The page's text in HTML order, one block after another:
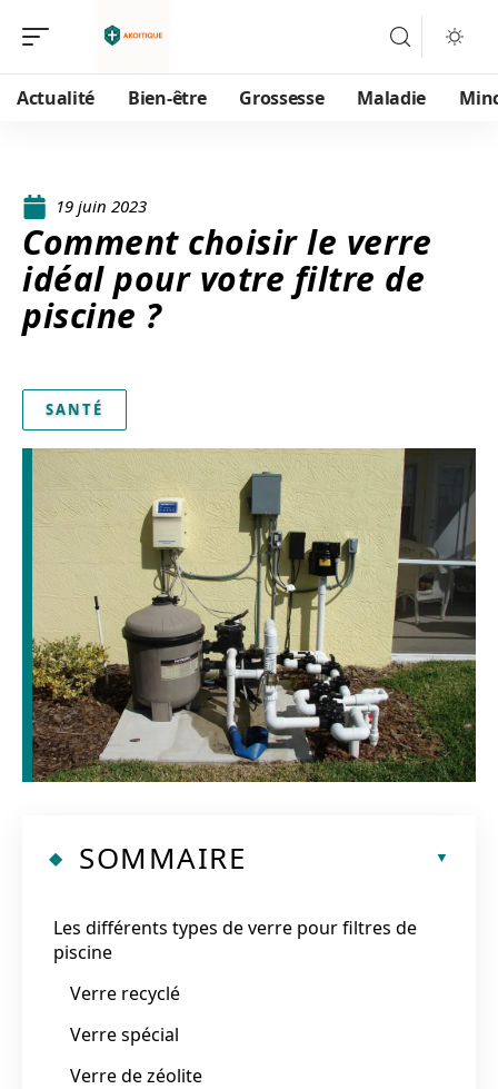
Actualité Bien-être Grossesse Maladie
19 juin 2023
Comment choisir le verre
idéal pour votre filtre de
piscine ?
SANTÉ
SOMMAIRE
Les différents types de verre pour filtres de
piscine
Verre recyclé
Verre spécial
Verre de zéolite